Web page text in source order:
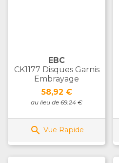
EBC
CK1177 Disques Garnis
Embrayage
Prix
58,92 €
au lieu de 69.24 €
 Vue Rapide